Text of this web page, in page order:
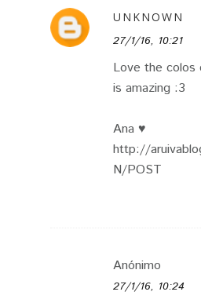
UNKNOWN
27/1/16, 10:21
Love the
is amazing :3
Ana ♥
http://
N/POST
Anónimo
27/1/16, 10:24